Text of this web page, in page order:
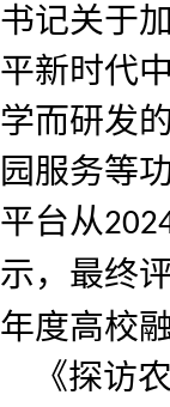
书记关于
平新时代
学而研发
园服务等
平台从
示，最终
年度高校
《探访